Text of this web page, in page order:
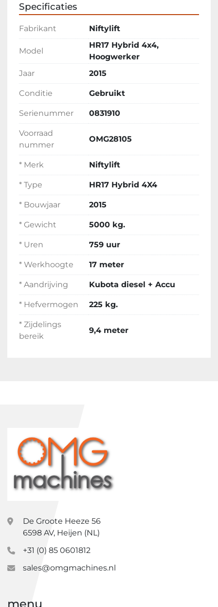
Inruil en transport mogelijk
Specificaties
Fabrikant Niftylift
Model
HR17 Hybrid 4x4,
Hoogwerker
Jaar
2015
Conditie Gebruikt
Serienummer 0831910
Voorraad
nummer
OMG28105
* Merk Niftylift
* Type HR17 Hybrid 4X4
* Bouwjaar 2015
* Gewicht 5000 kg.
* Uren 759 uur
* Werkhoogte 17 meter
* Aandrijving Kubota diesel + Accu
* Hefvermogen 225 kg.
* Zijdelings
bereik
9,4 meter
De Groote Heeze 56
6598 AV, Heijen (NL)
+31 (0) 85 0601812
sales@omgmachines.nl
menu